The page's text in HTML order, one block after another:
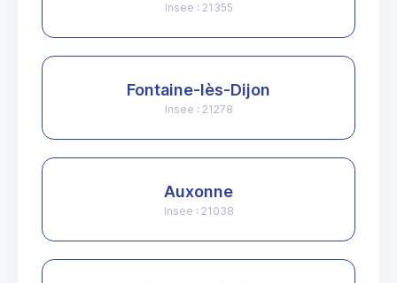
Insee : 21355
Fontaine-lès-Dijon
Insee : 21278
Auxonne
Insee : 21038